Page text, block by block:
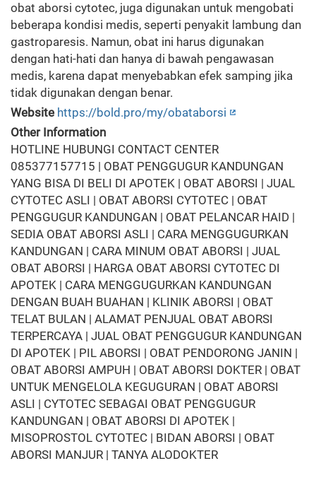
obat aborsi cytotec, juga digunakan untuk mengobati
beberapa kondisi medis, seperti penyakit lambung dan
gastroparesis. Namun, obat ini harus digunakan
dengan hati-hati dan hanya di bawah pengawasan
medis, karena dapat menyebabkan efek samping jika
tidak digunakan dengan benar.
Website https://bold.pro/my/obataborsi
Other Information
HOTLINE HUBUNGI CONTACT CENTER
085377157715 | OBAT PENGGUGUR KANDUNGAN
YANG BISA DI BELI DI APOTEK | OBAT ABORSI | JUAL
CYTOTEC ASLI | OBAT ABORSI CYTOTEC | OBAT
PENGGUGUR KANDUNGAN | OBAT PELANCAR HAID |
SEDIA OBAT ABORSI ASLI | CARA MENGGUGURKAN
KANDUNGAN | CARA MINUM OBAT ABORSI | JUAL
OBAT ABORSI | HARGA OBAT ABORSI CYTOTEC DI
APOTEK | CARA MENGGUGURKAN KANDUNGAN
DENGAN BUAH BUAHAN | KLINIK ABORSI | OBAT
TELAT BULAN | ALAMAT PENJUAL OBAT ABORSI
TERPERCAYA | JUAL OBAT PENGGUGUR KANDUNGAN
DI APOTEK | PIL ABORSI | OBAT PENDORONG JANIN |
OBAT ABORSI AMPUH | OBAT ABORSI DOKTER | OBAT
UNTUK MENGELOLA KEGUGURAN | OBAT ABORSI
ASLI | CYTOTEC SEBAGAI OBAT PENGGUGUR
KANDUNGAN | OBAT ABORSI DI APOTEK |
MISOPROSTOL CYTOTEC | BIDAN ABORSI | OBAT
ABORSI MANJUR | TANYA ALODOKTER